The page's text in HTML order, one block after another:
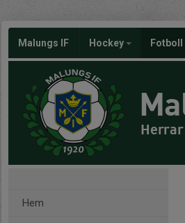
Malungs IF Hockey Fotboll
Hem